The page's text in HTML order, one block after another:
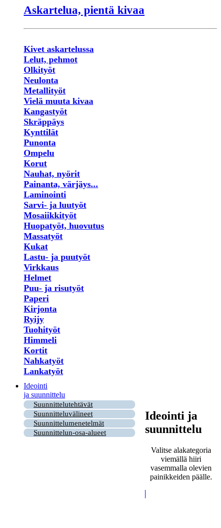
Askartelua, pientä kivaa
Kivet askartelussa
Lelut, pehmot
Olkityöt
Neulonta
Metallityöt
Vielä muuta kivaa
Kangastyöt
Skräppäys
Kynttilät
Punonta
Ompelu
Korut
Nauhat, nyörit
Painanta, värjäys...
Laminointi
Sarvi- ja luutyöt
Mosaiikkityöt
Huopatyöt, huovutus
Massatyöt
Kukat
Lastu- ja puutyöt
Virkkaus
Helmet
Puu- ja risutyöt
Paperi
Kirjonta
Ryijy
Tuohityöt
Himmeli
Kortit
Nahkatyöt
Lankatyöt
Ideointi
ja suunnittelu
Suunnittelutehtävät
Suunnitteluvälineet
Suunnittelumenetelmät
Suunnittelun-osa-alueet
Ideointi ja
suunnittelu
Valitse alakategoria
viemällä hiiri
vasemmalla olevien
painikkeiden päälle.